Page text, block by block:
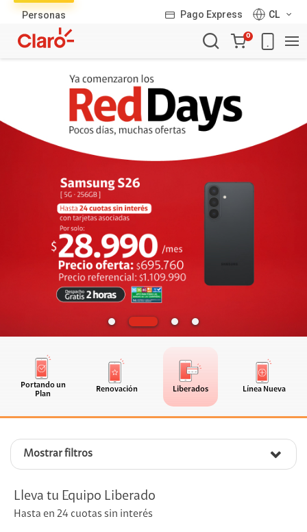
Personas Pago Express
CL
Carro
de
0
Portando un
Plan
Renovación Liberados Línea Nueva
Mostrar filtros
productos
Lleva tu Equipo Liberado
Hasta en 24 cuotas sin interés